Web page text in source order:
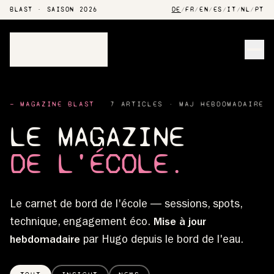
BLAST · SAISON 2026 DE /FR/ EN/ ES / IT /NL/ PT
— MAGAZINE BLAST 7 ARTICLES · MAJ HEBDOMADAIRE
LE MAGAZINE
DE L'ÉCOLE.
Le carnet de bord de l'école — sessions, spots,
technique, engagement éco. Mise à jour
hebdomadaire par Hugo depuis le bord de l'eau.